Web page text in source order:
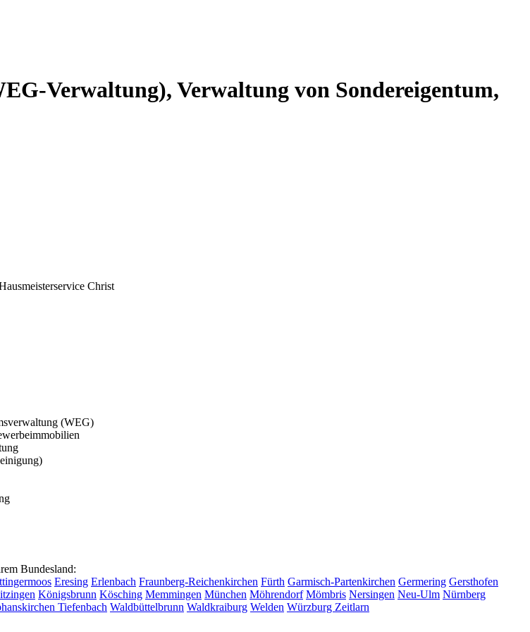
Verwaltung), Verwaltung von Sondereigentum,
(WEG)
Bundesland:
Eresing Erlenbach Fraunberg-Reichenkirchen Fürth Garmisch-Partenkirchen Germering Gersthofen
Königsbrunn Kösching Memmingen München Möhrendorf Mömbris Nersingen Neu-Ulm Nürnberg
Tiefenbach Waldbüttelbrunn Waldkraiburg Welden Würzburg Zeitlarn